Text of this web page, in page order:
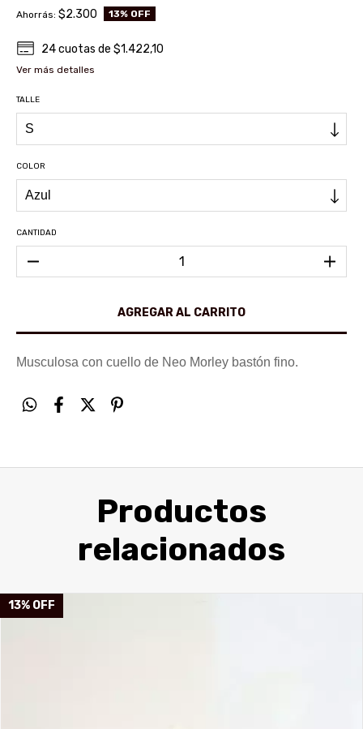
Ahorrás: $2.300 13% OFF
24cuotas de$1.422,10
Ver más detalles
TALLE
COLOR
CANTIDAD
Musculosa con cuello de Neo Morley bastón fino.
Productos
relacionados
13% OFF